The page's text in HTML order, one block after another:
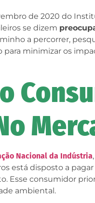
de 2020 do
se dizem
a percorrer,
para minimizar os
Nacional da Indústria
está disposto a
Esse consumidor
ambiental.